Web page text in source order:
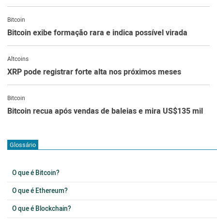
Bitcoin
Bitcoin exibe formação rara e indica possível virada
Altcoins
XRP pode registrar forte alta nos próximos meses
Bitcoin
Bitcoin recua após vendas de baleias e mira US$135 mil
Glossário
O que é Bitcoin?
O que é Ethereum?
O que é Blockchain?